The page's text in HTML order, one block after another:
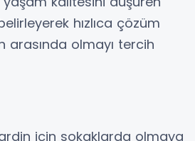
hızlıca çözüm
arasında olmayı tercih
için sokaklarda olmaya